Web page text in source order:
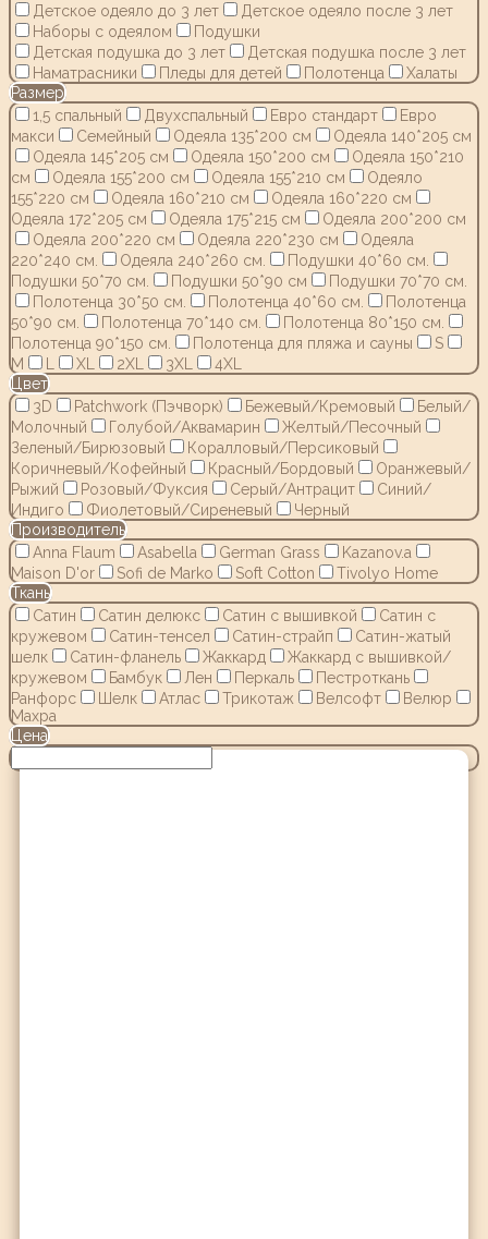
Детское одеяло до 3 лет
Детское одеяло после 3 лет
Наборы с одеялом
Подушки
Детская подушка до 3 лет
Детская подушка после 3 лет
Наматрасники
Пледы для детей Полотенца
Халаты
Размер
1,5 спальный
Двухспальный Евро стандарт
Евро
макси
Семейный Одеяла 135*200 см
Одеяла 140*205 см
Одеяла 145*205 см
Одеяла 150*200 см
Одеяла 150*210
см
Одеяла 155*200 см Одеяла 155*210 см
Одеяло
155*220 см
Одеяла 160*210 см
Одеяла 160*220 см
Одеяла 172*205 см
Одеяла 175*215 см
Одеяла 200*200 см
Одеяла 200*220 см
Одеяла 220*230 см
Одеяла
220*240 см.
Одеяла 240*260 см.
Подушки 40*60 см.
Подушки 50*70 см.
Подушки 50*90 см
Подушки 70*70 см.
Полотенца 30*50 см.
Полотенца 40*60 см.
Полотенца
50*90 см.
Полотенца 70*140 см.
Полотенца 80*150 см.
Полотенца 90*150 см.
Полотенца для пляжа и сауны
S
M
XL 2XL 3XL
4XL
Цвет
3D
Patchwork (Пэчворк) Бежевый/Кремовый
Белый/
Молочный
Голубой/Аквамарин
Желтый/Песочный
Зеленый/Бирюзовый
Коралловый/Персиковый
Коричневый/Кофейный
Красный/Бордовый
Оранжевый/
Рыжий
Розовый/Фуксия Серый/Антрацит
Синий/
Индиго
Фиолетовый/Сиреневый
Черный
Производитель
Anna Flaum
Asabella German Grass
Kazanov.a
Maison D'or
Sofi de Marko Soft Cotton
Tivolyo Home
Ткань
Сатин
Сатин делюкс Сатин с вышивкой
Сатин с
кружевом
Сатин-тенсел Сатин-страйп
Сатин-жатый
шелк
Сатин-фланель Жаккард
Жаккард с вышивкой/
кружевом
Бамбук Лен Перкаль
Пестроткань
Ранфорс
Шелк Атлас Трикотаж Велсофт
Велюр
Махра
Цена